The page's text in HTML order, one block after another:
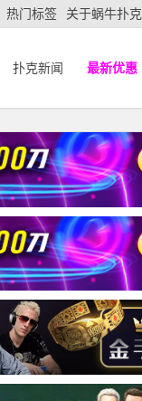
热门标签 关于蜗牛扑克
扑克新闻 最新优惠